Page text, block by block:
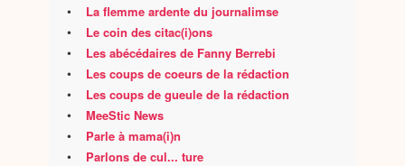
• La flemme ardente du journalimse
• Le coin des citac(i)ons
• Les abécédaires de Fanny Berrebi
• Les coups de coeurs de la rédaction
• Les coups de gueule de la rédaction
• MeeStic News
• Parle à mama(i)n
• Parlons de cul... ture